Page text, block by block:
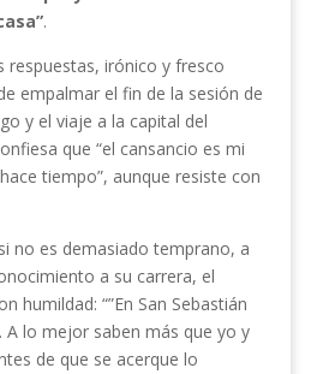
.
respuestas, irónico y fresco
empalmar el fin de la sesión de
y el viaje a la capital del
que “el cansancio es mi
tiempo”, aunque resiste con
no es demasiado temprano, a
a su carrera, el
humildad: “”En San Sebastián
lo mejor saben más que yo y
de que se acerque lo